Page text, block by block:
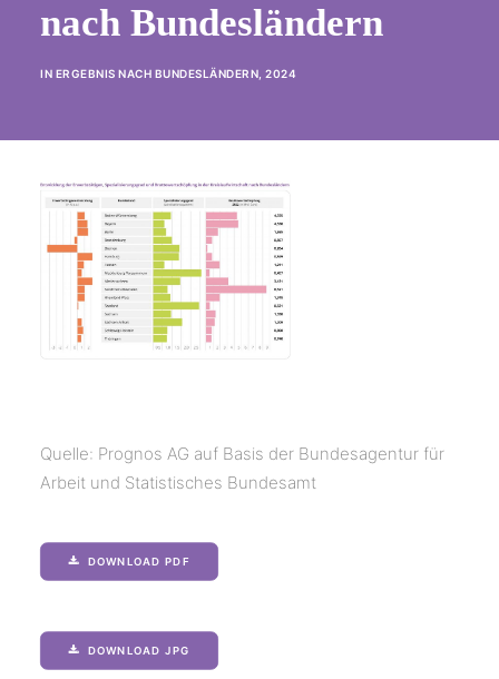
nach Bundesländern
IN ERGEBNIS NACH BUNDESLÄNDERN 2024
Quelle: Prognos AG auf Basis der Bundesagentur für
Arbeit und Statistisches Bundesamt
DOWNLOAD PDF
DOWNLOAD JPG